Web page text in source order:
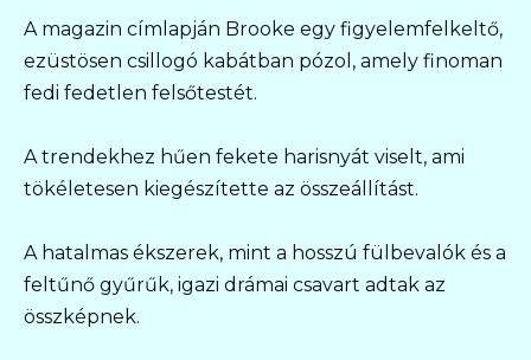
A magazin címlapján Brooke egy figyelemfelkeltő,
ezüstösen csillogó kabátban pózol, amely finoman
fedi fedetlen felsőtestét.
A trendekhez hűen fekete harisnyát viselt, ami
tökéletesen kiegészítette az összeállítást.
A hatalmas ékszerek, mint a hosszú fülbevalók és a
feltűnő gyűrűk, igazi drámai csavart adtak az
összképnek.